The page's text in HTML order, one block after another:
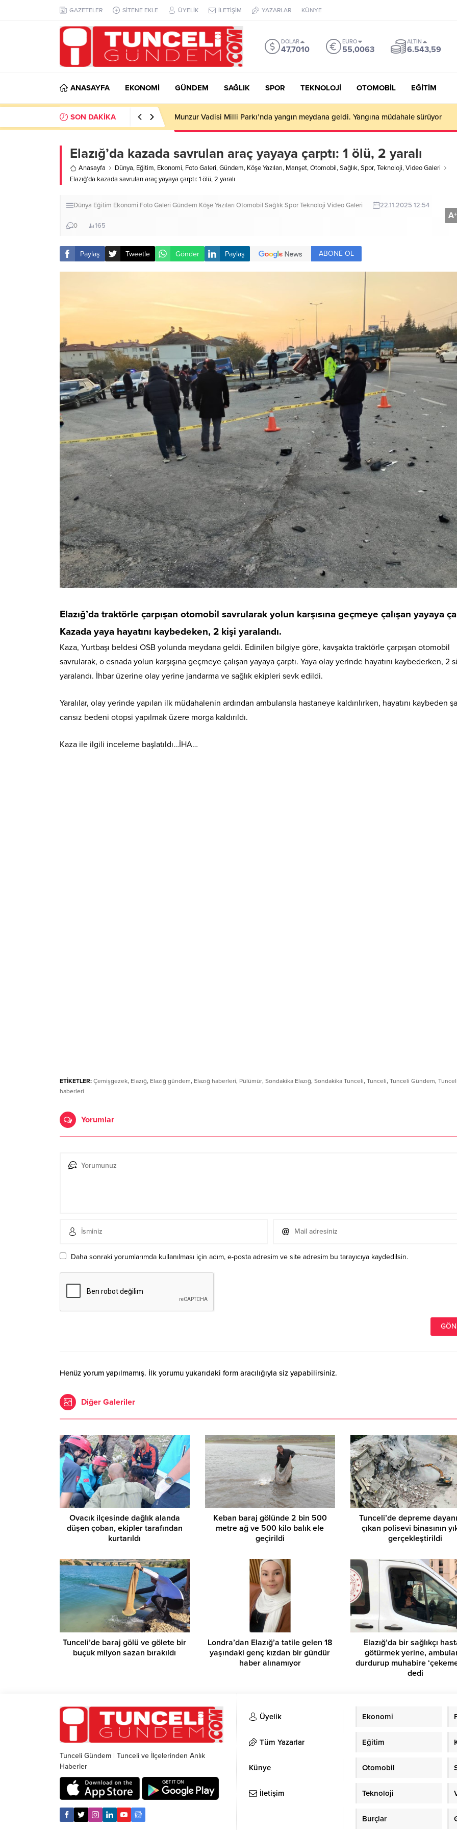
GAZETELER SİTENE EKLE ÜYELİK İLETİŞİM YAZARLAR KÜNYE
DOLAR
47,7010
EURO
55,0063
ALTIN
6.543,59
ANASAYFA EKONOMİ GÜNDEM SAĞLIK SPOR TEKNOLOJİ OTOMOBİL EĞİTİM
SON DAKİKA Munzur Vadisi Milli Parkı’nda yangın meydana geldi. Yangına müdahale sürüyor
Elazığ’da kazada savrulan araç yayaya çarptı: 1 ölü, 2 yaralı
Anasayfa Dünya, Eğitim, Ekonomi, Foto Galeri,Gündem, Köşe Yazıları, Manşet,Otomobil,Sağlık,Spor,Teknoloji,Video Galeri
Elazığ’da kazada savrulan araç yayaya çarptı: 1 ölü, 2 yaralı
Dünya Eğitim Ekonomi Foto Galeri Gündem Köşe Yazıları Otomobil SağlıkSporTeknoloji Video Galeri 22.11.2025 12:54
0 165
A+
Paylaş Tweetle Gönder Paylaş ABONE OL
Elazığ’da traktörle çarpışan otomobil savrularak yolun karşısına geçmeye çalışan yayaya
Kazada yaya hayatını kaybedeken, 2 kişi yaralandı.
Kaza, Yurtbaşı beldesi OSB yolunda meydana geldi. Edinilen bilgiye göre, kavşakta traktörle çarpışan otomobil
savrularak, o esnada yolun karşışına geçmeye çalışan yayaya çarptı. Yaya olay yerinde hayatını kaybederken, 2
yaralandı. İhbar üzerine olay yerine jandarma ve sağlık ekipleri sevk edildi.
Yaralılar, olay yerinde yapılan ilk müdahalenin ardından ambulansla hastaneye kaldırılırken, hayatını kaybeden
cansız bedeni otopsi yapılmak üzere morga kaldırıldı.
Kaza ile ilgili inceleme başlatıldı…İHA…
ETİKETLER: Çemişgezek, Elazığ, Elazığ gündem, Elazığ haberleri, Pülümür, Sondakika Elazığ, Sondakika Tunceli, Tunceli, Tunceli Gündem, Tunceli
haberleri
Yorumlar
Daha sonraki yorumlarımda kullanılması için adım, e-posta adresim ve site adresim bu tarayıcıya kaydedilsin.
Henüz yorum yapılmamış. İlk yorumu yukarıdaki form aracılığıyla siz yapabilirsiniz.
Diğer Galeriler
Ovacık ilçesinde dağlık alanda
düşen çoban, ekipler tarafından
kurtarıldı
Keban baraj gölünde 2 bin 500
metre ağ ve 500 kilo balık ele
geçirildi
Tunceli’de depreme
çıkan polisevi binasının
gerçekleştirildi
Tunceli’de baraj gölü ve gölete bir
buçuk milyon sazan bırakıldı
Londra’dan Elazığ’a tatile gelen 18
yaşındaki genç kızdan bir gündür
haber alınamıyor
Elazığ’da bir sağlıkçı
götürmek yerine,
durdurup muhabire
dedi
Tunceli Gündem | Tunceli ve İlçelerinden Anlık
Haberler
Üyelik
Tüm Yazarlar
Künye
İletişim
Ekonomi
Eğitim
Otomobil
Teknoloji
Burçlar